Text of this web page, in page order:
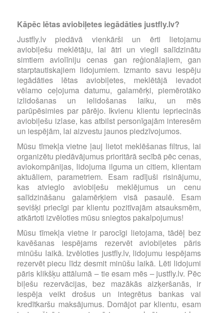
Kāpēc lētas aviobiļetes iegādāties justfly.lv?
Justfly.lv piedāvā vienkārši un ērti lietojamu
aviobiļešu meklētāju, lai ātri un viegli salīdzinātu
simtiem aviolīniju cenas gan reģionālajiem, gan
starptautiskajiem lidojumiem. Izmanto savu iespēju
iegādāties lētas aviobiļetes, meklētājā ievadot
vēlamo ceļojuma datumu, galamērķi, piemērotāko
izlidošanas un ielidošanas laiku, un mēs
parūpēsimies par pārējo. Ikvienu klientu iepriecinās
aviobiļešu izlase, kas atbilst personīgajām interesēm
un iespējām, lai aizvestu jaunos piedzīvojumos.
Mūsu tīmekļa vietne ļauj lietot meklēšanas filtrus, lai
organizētu piedāvājumus prioritārā secībā pēc cenas,
aviokompānijas, lidojuma ilguma un citiem, klientam
aktuāliem, parametriem. Esam radījuši risinājumu,
kas atvieglo aviobiļešu meklējumus un cenu
salīdzināšanu galamērķiem visā pasaulē. Esam
sevišķi priecīgi par klientu pozitīvajām atsauksmēm,
atkārtoti izvēloties mūsu sniegtos pakalpojumus!
Mūsu tīmekļa vietne ir parocīgi lietojama, tādēļ bez
kavēšanas iespējams rezervēt aviobiļetes pāris
minūšu laikā. Izvēloties justfly.lv, lidojumu iespējams
rezervēt piecu līdz desmit minūšu laikā. Lēti lidojumi
pāris klikšķu attālumā – tie esam mēs – justfly.lv. Pēc
biļešu rezervācijas, bez mazākās aizķeršanās, ir
iespēja veikt drošus un integrētus bankas vai
kredītkaršu maksājumus. Domājot par klientu, esam